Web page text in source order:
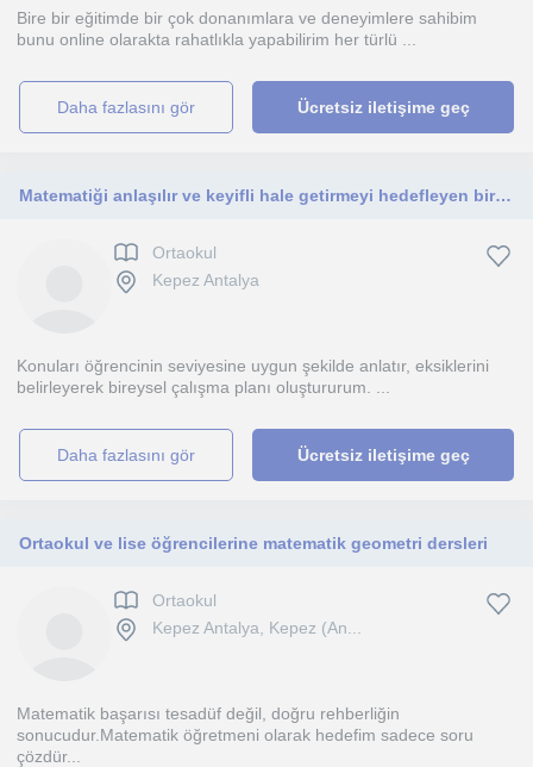
Bire bir eğitimde bir çok donanımlara ve deneyimlere sahibim
bunu online olarakta rahatlıkla yapabilirim her türlü ...
daha fazlasını gör Ücretsiz iletişime geç
Matematiği anlaşılır ve keyifli hale getirmeyi hedefleyen bir matematik öğretmenliği öğrencisiyim. İlkokul, ortaokul ve lise öğren
Ortaokul
Kepez Antalya
Konuları öğrencinin seviyesine uygun şekilde anlatır, eksiklerini
belirleyerek bireysel çalışma planı oluştururum. ...
daha fazlasını gör Ücretsiz iletişime geç
Ortaokul ve lise öğrencilerine matematik geometri dersleri
Ortaokul
Kepez Antalya, Kepez (An...
Matematik başarısı tesadüf değil, doğru rehberliğin
sonucudur.Matematik öğretmeni olarak hedefim sadece soru
çözdür...